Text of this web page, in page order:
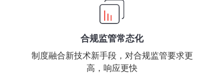
合规监管常态化
制度融合新技术新手段，对合规监管要求更
高，响应更快